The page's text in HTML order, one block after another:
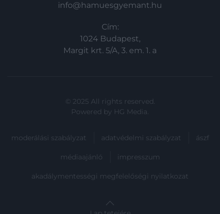
info@hamuesgyemant.hu
Cím:
1024 Budapest,
Margit krt. 5/A, 3. em. 1. a
© 2025 All rights reserved.
Powered by HG Media.
moderálási szabályzat adatvédelmi szabályzat ászf
médiaajánló impresszum
akadálymentességi megfelelőségi nyilatkozat